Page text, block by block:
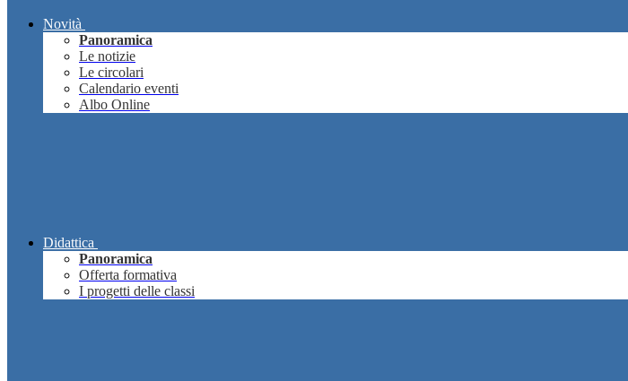
Novità
Panoramica
Le notizie
Le circolari
Calendario eventi
Albo Online
Didattica
Panoramica
Offerta formativa
I progetti delle classi